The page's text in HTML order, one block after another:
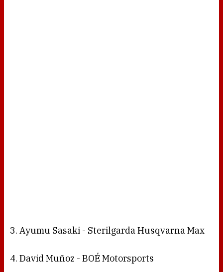
3. Ayumu Sasaki - Sterilgarda Husqvarna Max
4. David Muñoz - BOÉ Motorsports